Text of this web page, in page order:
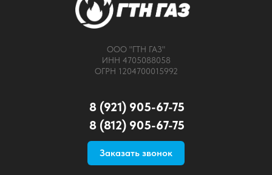
Заказать звонок
8 (812) 905-67-75
ООО "ГТН ГАЗ"
ИНН 4705088058
ОГРН 1204700015992
8 (921) 905-67-75